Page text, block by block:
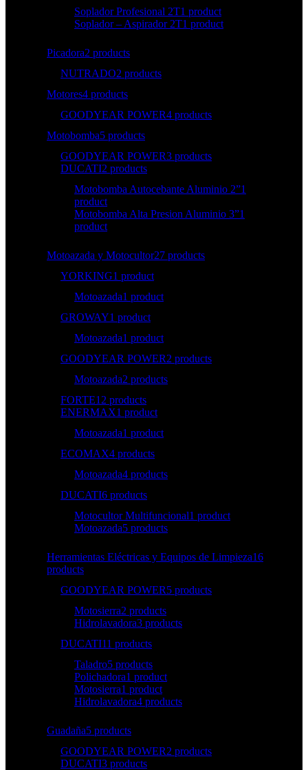
Soplador Profesional 2T1 product
Soplador – Aspirador 2T1 product
Picadora2 products
NUTRADO2 products
Motores4 products
GOODYEAR POWER4 products
Motobomba5 products
GOODYEAR POWER3 products
DUCATI2 products
Motobomba Autocebante Aluminio 2”1
product
Motobomba Alta Presion Aluminio 3”1
product
Motoazada y Motocultor27 products
YORKING1 product
Motoazada1 product
GROWAY1 product
Motoazada1 product
GOODYEAR POWER2 products
Motoazada2 products
FORTE12 products
ENERMAX1 product
Motoazada1 product
ECOMAX4 products
Motoazada4 products
DUCATI6 products
Motocultor Multifuncional1 product
Motoazada5 products
Herramientas Eléctricas y Equipos de Limpieza16
products
GOODYEAR POWER5 products
Motosierra2 products
Hidrolavadora3 products
DUCATI11 products
Taladro5 products
Polichadora1 product
Motosierra1 product
Hidrolavadora4 products
Guadaña5 products
GOODYEAR POWER2 products
DUCATI3 products